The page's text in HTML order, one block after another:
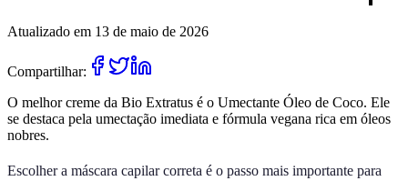
Atualizado em 13 de maio de 2026
Compartilhar:
O melhor creme da Bio Extratus é o Umectante Óleo de Coco. Ele
se destaca pela umectação imediata e fórmula vegana rica em óleos
nobres.
Escolher a máscara capilar correta é o passo mais importante para